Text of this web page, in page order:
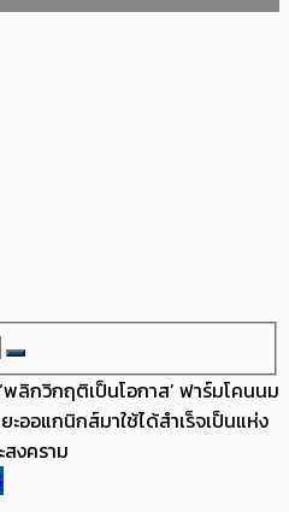
‘พลิกวิกฤติเป็นโอกาส’ ฟาร์มโคนนม
ะออแกนิกส์มาใช้ได้สำเร็จเป็นแห่ง
งคราม